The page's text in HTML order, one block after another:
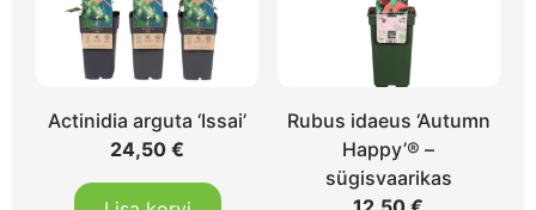
Actinidia arguta ‘Issai’
24,50€
Rubus idaeus ‘Autumn
Happy’® –
sügisvaarikas